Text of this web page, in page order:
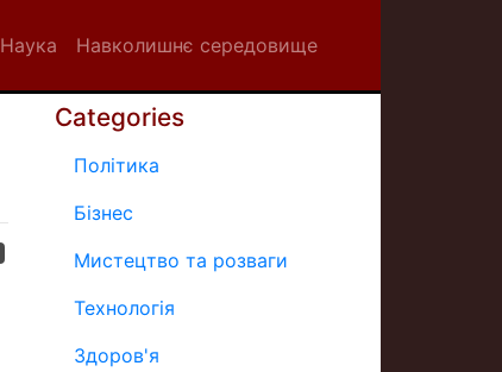
Наука Навколишнє середовище
Categories
Політика
Бізнес
Мистецтво та розваги
Технологія
Здоров'я